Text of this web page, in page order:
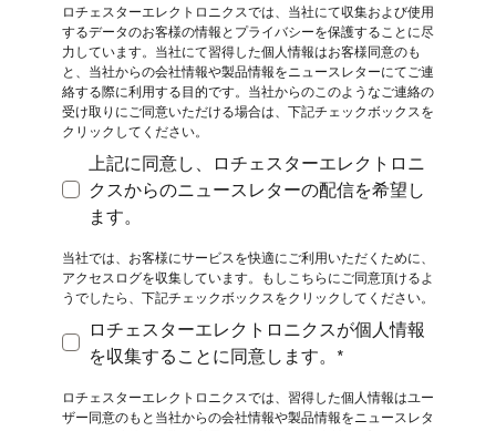
ロチェスターエレクトロニクスでは、当社にて収集および使用
するデータのお客様の情報とプライバシーを保護することに尽
力しています。当社にて習得した個人情報はお客様同意のも
と、当社からの会社情報や製品情報をニュースレターにてご連
絡する際に利用する目的です。当社からのこのようなご連絡の
受け取りにご同意いただける場合は、下記チェックボックスを
クリックしてください。
上記に同意し、ロチェスターエレクトロニクスか
上記に同意し、ロチェスターエレクトロニ
クスからのニュースレターの配信を希望し
ます。
当社では、お客様にサービスを快適にご利用いただくために、
アクセスログを収集しています。もしこちらにご同意頂けるよ
うでしたら、下記チェックボックスをクリックしてください。
ロチェスターエレクトロニクスが個人情報を収集
ロチェスターエレクトロニクスが個人情報
を収集することに同意します。*
ロチェスターエレクトロニクスでは、習得した個人情報はユー
ザー同意のもと当社からの会社情報や製品情報をニュースレタ